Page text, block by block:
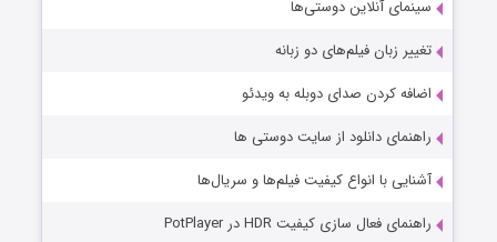
سینمای آنلاین دوستی‌ها
تغییر زبان فیلم‌های دو زبانه
اضافه کردن صدای دوبله به ویدئو
راهنمای دانلود از سایت دوستی ها
آشنایی با انواع کیفیت فیلم‌ها و سریال‌ها
راهنمای فعال سازی کیفیت HDR در PotPlayer